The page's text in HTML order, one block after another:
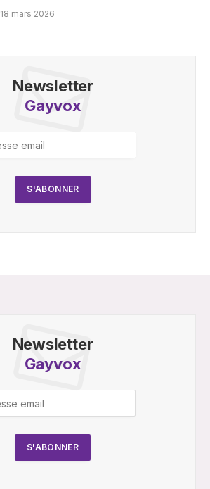
18 mars 2026
Newsletter
Gayvox
Newsletter
Gayvox